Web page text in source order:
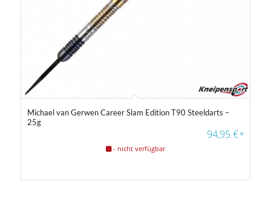
Michael van Gerwen Career Slam Edition T90 Steeldarts –
25g
94,95€*
- nicht verfügbar